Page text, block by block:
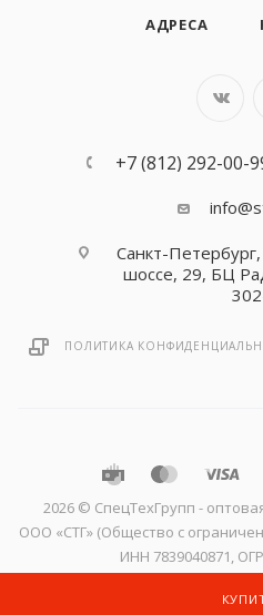
АДРЕСА
+7 (812) 292-00-
Санкт-
шоссе, 29, БЦ
ПОЛИТИКА
2026 © CпецТехГрупп -
ООО «СТГ» (Общество с
ИНН 7839040871,